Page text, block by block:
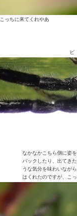
こっちに来てくれやあ
なかなかこちら側に姿
バックしたり、出てき
うな気分を味わいなが
はくれたのですが、こ